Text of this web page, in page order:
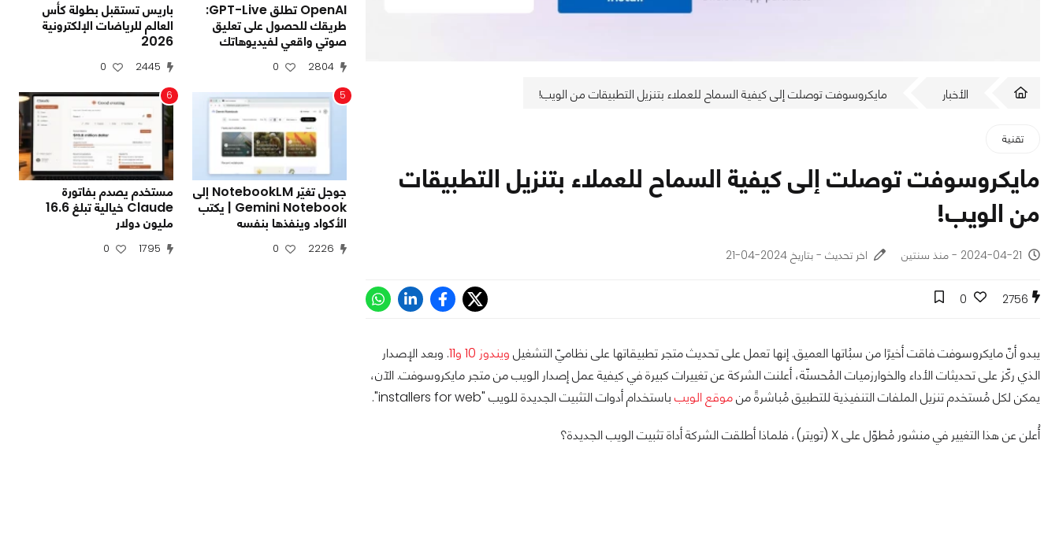
الأخبار مايكروسوفت توصلت إلى كيفية السماح للعملاء بتنزيل التطبيقات من الويب!
تقنية
مايكروسوفت توصلت إلى كيفية السماح للعملاء بتنزيل التطبيقات
من الويب!
2024-04-21 - منذ سنتين اخر تحديث - بتاريخ 2024-04-21
2756
0
يبدو أنّ مايكروسوفت فاقت أخيرًا من سبُاتها العميق. إنها تعمل على تحديث متجر تطبيقاتها على نظاميّ التشغيل ويندوز 10 و11
. وبعد الإصدار
الذي ركّز على تحديثات الأداء والخوارزميات المُحسنّة، أعلنت الشركة عن تغييرات كبيرة في كيفية عمل إصدار الويب من متجر مايكروسوفت. الآن،
يمكن لكل مُستخدم تنزيل الملفات التنفيذية للتطبيق مُباشرةً منموقع الويب باستخدام أدوات التثبيت الجديدة للويب "installers for web".
أُعلن عن هذا التغيير في منشور مُطوّل على X (تويتر)، فلماذا أطلقت الشركة أداة تثبيت الويب الجديدة؟
OpenAI تطلق GPT-Live:
طريقك للحصول على تعليق
صوتي واقعي لفيديوهاتك
2804
0
باريس تستقبل بطولة كأس
العالم للرياضات الإلكترونية
2026
2445
0
5
جوجل تغيّر NotebookLM إلى
Gemini Notebook | يكتب
الأكواد وينفذها بنفسه
2226
0
6
مستخدم يصدم بفاتورة
Claude خيالية تبلغ 16.6
مليون دولار
1795
0